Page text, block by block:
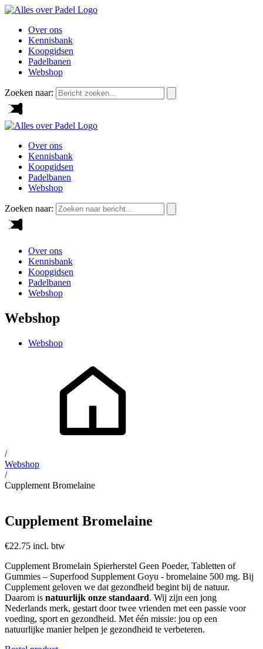
Over ons
Kennisbank
Koopgidsen
Padelbanen
Webshop
Zoeken naar:
Over ons
Kennisbank
Koopgidsen
Padelbanen
Webshop
Zoeken naar:
Over ons
Kennisbank
Koopgidsen
Padelbanen
Webshop
Webshop
Webshop
/
Webshop
/
Cupplement Bromelaine
Cupplement Bromelaine
€22.75 incl. btw
Cupplement Bromelain Spierherstel Geen Poeder, Tabletten of
Gummies – Superfood Supplement Goyu - bromelaine 500 mg. Bij
Cupplement geloven we dat gezondheid begint bij de natuur.
Daarom is natuurlijk onze standaard. Wij zijn een jong
Nederlands merk, gestart door twee vrienden met een passie voor
voeding, sport en gezondheid. Met één missie: jou op een
natuurlijke manier helpen je gezondheid te verbeteren.